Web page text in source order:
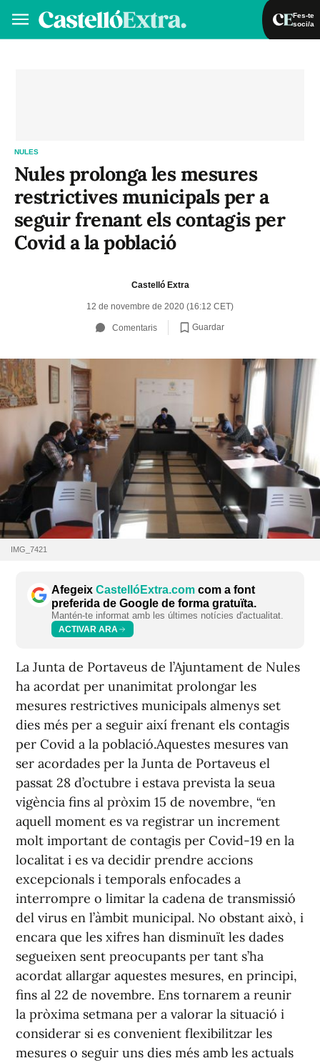
Fes-te
soci/a
NULES
Nules prolonga les mesures
restrictives municipals per a
seguir frenant els contagis per
Covid a la població
Castelló Extra
12 de novembre de 2020 (16:12 CET)
Comentaris Guardar
IMG_7421
Afegeix CastellóExtra.com com a font
preferida de Google de forma gratuïta.
Mantén-te informat amb les últimes notícies d'actualitat.
ACTIVAR ARA
La Junta de Portaveus de l’Ajuntament de Nules
ha acordat per unanimitat prolongar les
mesures restrictives municipals almenys set
dies més per a seguir així frenant els contagis
per Covid a la població.Aquestes mesures van
ser acordades per la Junta de Portaveus el
passat 28 d’octubre i estava prevista la seua
vigència fins al pròxim 15 de novembre, “en
aquell moment es va registrar un increment
molt important de contagis per Covid-19 en la
localitat i es va decidir prendre accions
excepcionals i temporals enfocades a
interrompre o limitar la cadena de transmissió
del virus en l’àmbit municipal. No obstant això, i
encara que les xifres han disminuït les dades
segueixen sent preocupants per tant s’ha
acordat allargar aquestes mesures, en principi,
fins al 22 de novembre. Ens tornarem a reunir
la pròxima setmana per a valorar la situació i
considerar si es convenient flexibilitzar les
mesures o seguir uns dies més amb les actuals